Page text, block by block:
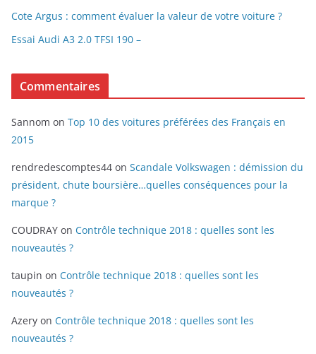
Cote Argus : comment évaluer la valeur de votre voiture ?
Essai Audi A3 2.0 TFSI 190 –
Commentaires
Sannom on Top 10 des voitures préférées des Français en
2015
rendredescomptes44 on Scandale Volkswagen : démission du
président, chute boursière…quelles conséquences pour la
marque ?
COUDRAY on Contrôle technique 2018 : quelles sont les
nouveautés ?
taupin on Contrôle technique 2018 : quelles sont les
nouveautés ?
Azery on Contrôle technique 2018 : quelles sont les
nouveautés ?